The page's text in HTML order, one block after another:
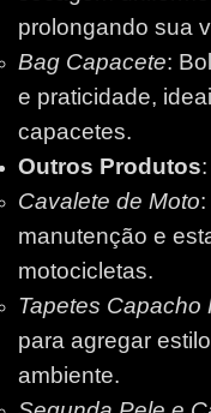
prolongando sua
Bag Capacete:
e praticidade,
capacetes.
Outros Produtos:
Cavalete de Moto
manutenção e
motocicletas.
Tapetes Capacho
para agregar
ambiente.